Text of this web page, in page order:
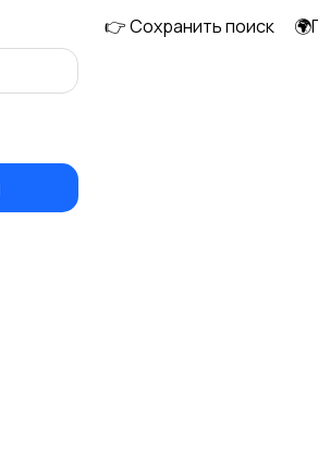
👉 Сохранить поиск